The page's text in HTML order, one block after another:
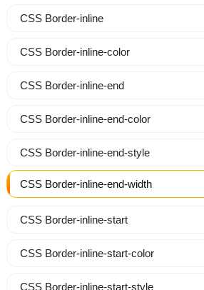
CSS Border-inline
CSS Border-inline-color
CSS Border-inline-end
CSS Border-inline-end-color
CSS Border-inline-end-style
CSS Border-inline-end-width
CSS Border-inline-start
CSS Border-inline-start-color
CSS Border-inline-start-style